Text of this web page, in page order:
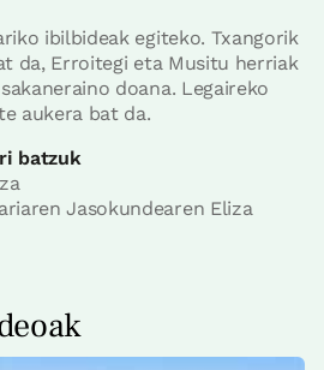
ibilbideak egiteko. Txangorik
da, Erroitegi eta Musitu herriak
doana. Legaireko
aukera bat da.
batzuk
Jasokundearen Eliza